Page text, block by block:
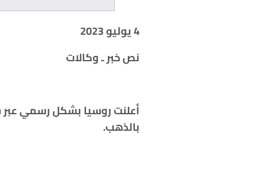
4 يوليو 2023
نص خبر ـ وكالات
أعلنت روسيا بشكل رسمي عبر
بالذهب.